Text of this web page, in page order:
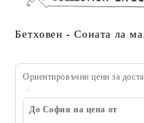
Бетховен - Соната ла
Ориентировъчни цени за
До София на цена от